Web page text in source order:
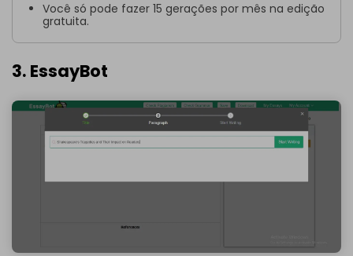
Você só pode fazer 15 gerações por mês na edição
gratuita.
3. EssayBot